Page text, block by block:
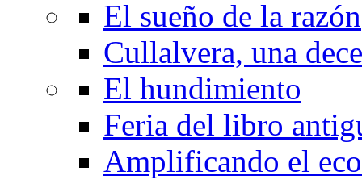
El sueño de la razón
Cullalvera, una
El hundimiento
Feria del libro
Amplificando el